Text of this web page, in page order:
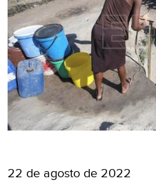
22 de agosto de 2022